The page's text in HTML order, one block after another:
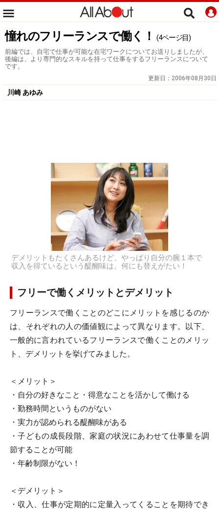
憧れのフリーランスで働く！ (4ページ目)
前編では、自宅で仕事が可能な在宅ワークについてお送りしましたが、
後編は、より専門的なスキルを持って仕事をするフリーランスについて
です。
更新日： 2006年08月30日
川崎 あゆみ
デメリットもたくさんあるけど、やっぱり自分の腕１本で
収入を得ているという醍醐味は、何にも替えがたい！
フリーで働くメリットとデメリット
フリーランスで働くことのどこにメリットを感じるのか
は、それぞれの人の価値観によって異なります。以下、
一般的に言われているフリーランスで働くことのメリッ
ト、デメリットを挙げてみました。
＜メリット＞
・自分の好きなこと・得意なことを活かして働ける
・勤務時間というものがない
・実力が認められる醍醐味がある
・子どもの成長段階、家庭の状況にあわせて仕事量を調
節することが可能
・年齢制限がない！
＜デメリット＞
・収入、仕事が定期的に定量入ってくることを期待でき